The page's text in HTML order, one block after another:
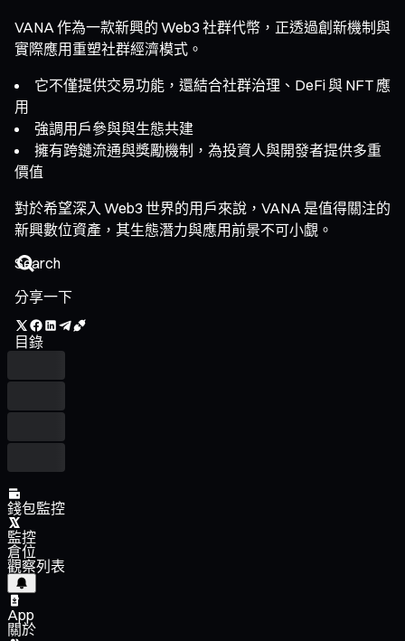
VANA 作為一款新興的 Web3 社群代幣，正透過創新機制與
實際應用重塑社群經濟模式。
它不僅提供交易功能，還結合社群治理、DeFi 與 NFT 應
用
強調用戶參與與生態共建
擁有跨鏈流通與獎勵機制，為投資人與開發者提供多重
價值
對於希望深入 Web3 世界的用戶來說，VANA 是值得關注的
新興數位資產，其生態潛力與應用前景不可小覷。
分享一下
目錄
錢包監控
監控
倉位
觀察列表
App
關於